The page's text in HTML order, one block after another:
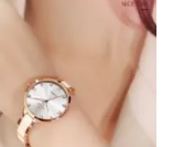
Add to
wishlist